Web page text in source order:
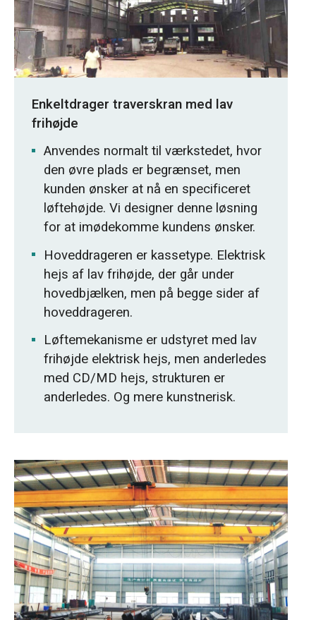
Enkeltdrager traverskran med lav
frihøjde
Anvendes normalt til værkstedet, hvor
den øvre plads er begrænset, men
kunden ønsker at nå en specificeret
løftehøjde. Vi designer denne løsning
for at imødekomme kundens ønsker.
Hoveddrageren er kassetype. Elektrisk
hejs af lav frihøjde, der går under
hovedbjælken, men på begge sider af
hoveddrageren.
Løftemekanisme er udstyret med lav
frihøjde elektrisk hejs, men anderledes
med CD/MD hejs, strukturen er
anderledes. Og mere kunstnerisk.